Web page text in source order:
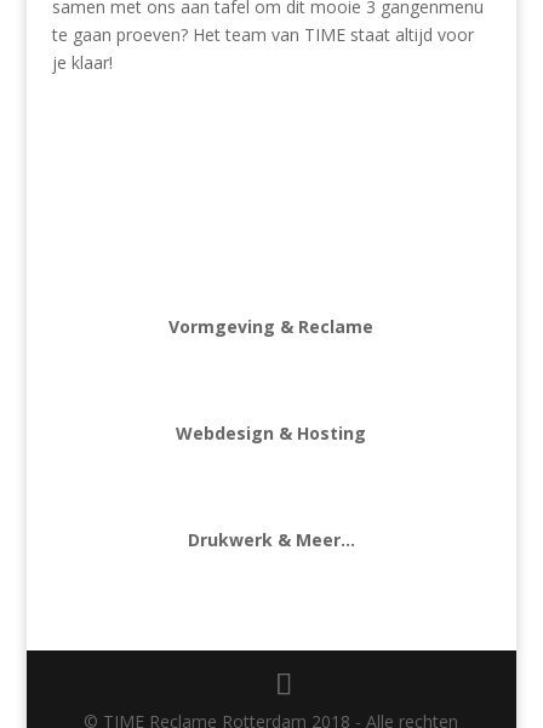
samen met ons aan tafel om dit mooie 3 gangenmenu
te gaan proeven? Het team van TIME staat altijd voor
je klaar!
Vormgeving & Reclame
Webdesign & Hosting
Drukwerk & Meer…
© TIME Reclame Rotterdam 2018 - Alle rechten